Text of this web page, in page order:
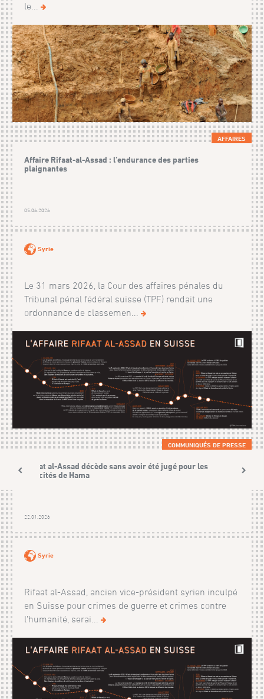
le...
AFFAIRES
Affaire Rifaat-al-Assad : l’endurance des parties
plaignantes
05.06.2026
Syrie
Le 31 mars 2026, la Cour des affaires pénales du
Tribunal pénal fédéral suisse (TPF) rendait une
ordonnance de classemen...
COMMUNIQUÉS DE PRESSE
Rifaat al-Assad décède sans avoir été jugé pour les
atrocités de Hama
22.01.2026
Syrie
Rifaat al-Assad, ancien vice-président syrien inculpé
en Suisse pour crimes de guerre et crimes contre
l’humanité, serai...